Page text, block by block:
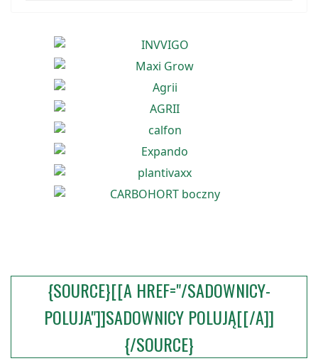
{SOURCE}[[A HREF="/SADOWNICY-
POLUJA"]]SADOWNICY POLUJĄ[[/A]]
{/SOURCE}